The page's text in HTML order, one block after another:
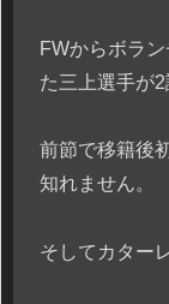
FWからボラ
た三上選手が2
前節で移籍後
知れません。
そしてカター